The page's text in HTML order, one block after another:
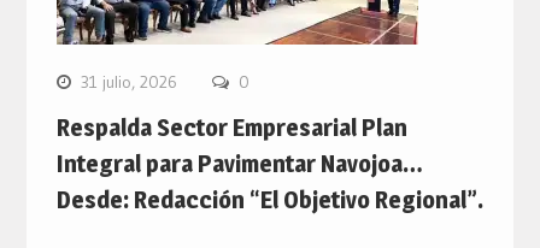
31 julio, 2026 0
Respalda Sector Empresarial Plan
Integral para Pavimentar Navojoa…
Desde: Redacción “El Objetivo Regional”.